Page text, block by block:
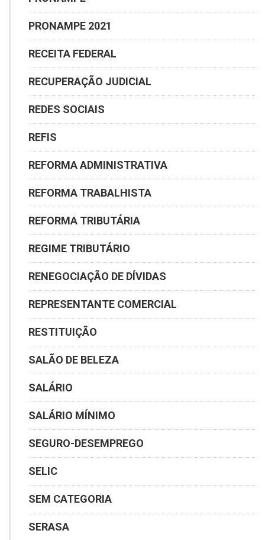
PRONAMPE 2021
RECEITA FEDERAL
RECUPERAÇÃO JUDICIAL
REDES SOCIAIS
REFIS
REFORMA ADMINISTRATIVA
REFORMA TRABALHISTA
REFORMA TRIBUTÁRIA
REGIME TRIBUTÁRIO
RENEGOCIAÇÃO DE DÍVIDAS
REPRESENTANTE COMERCIAL
RESTITUIÇÃO
SALÃO DE BELEZA
SALÁRIO
SALÁRIO MÍNIMO
SEGURO-DESEMPREGO
SELIC
SEM CATEGORIA
SERASA